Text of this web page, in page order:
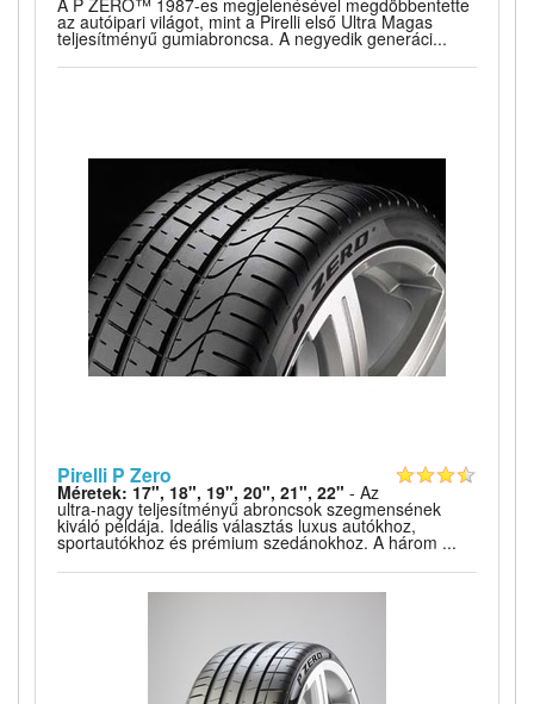
az autóipari világot, mint a Pirelli első Ultra Magas
teljesítményű gumiabroncsa. A negyedik generáci...
Pirelli P Zero
Méretek: 17", 18", 19", 20", 21", 22" - Az
ultra-nagy teljesítményű abroncsok szegmensének
kiváló példája. Ideális választás luxus autókhoz,
sportautókhoz és prémium szedánokhoz. A három ...